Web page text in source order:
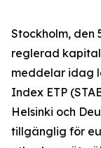
Stockholm, den
reglerad
meddelar idag
Index ETP
Helsinki och
tillgänglig för